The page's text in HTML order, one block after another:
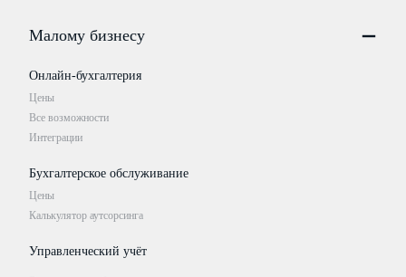
Малому бизнесу
Онлайн-бухгалтерия
Цены
Все возможности
Интеграции
Бухгалтерское обслуживание
Цены
Калькулятор аутсорсинга
Управленческий учёт